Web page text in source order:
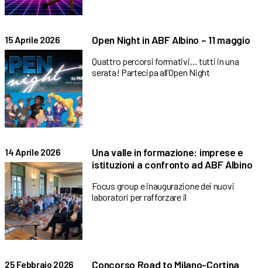
15 Aprile 2026 Open Night in ABF Albino – 11 maggio
Quattro percorsi formativi… tutti in una
serata! Partecipa all’Open Night
14 Aprile 2026
Una valle in formazione: imprese e
istituzioni a confronto ad ABF Albino
Focus group e inaugurazione dei nuovi
laboratori per rafforzare il
25 Febbraio 2026 Concorso Road to Milano-Cortina